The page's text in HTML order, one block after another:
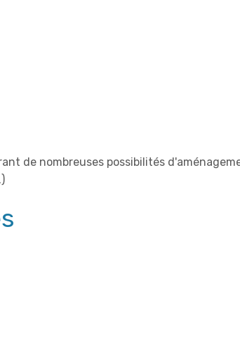
de nombreuses possibilités